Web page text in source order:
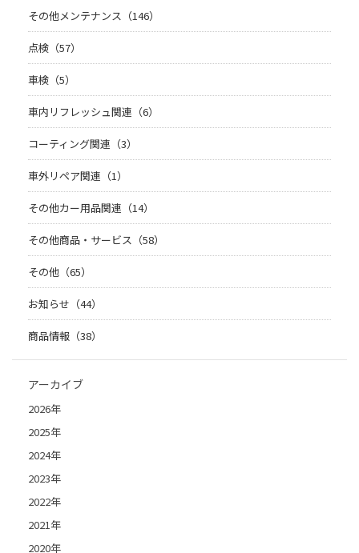
その他メンテナンス（146）
点検（57）
車検（5）
車内リフレッシュ関連（6）
コーティング関連（3）
車外リペア関連（1）
その他カー用品関連（14）
その他商品・サービス（58）
その他（65）
お知らせ（44）
商品情報（38）
アーカイブ
2026年
2025年
2024年
2023年
2022年
2021年
2020年